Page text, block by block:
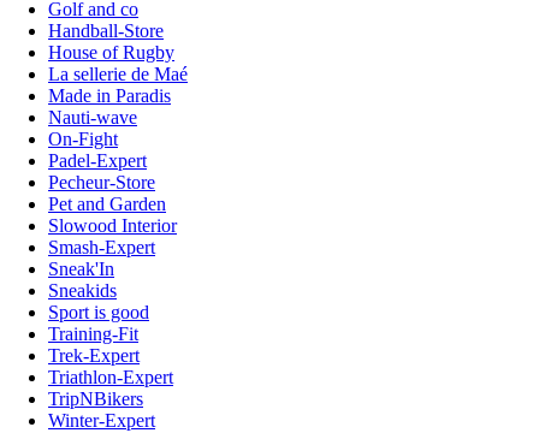
Golf and co
Handball-Store
House of Rugby
La sellerie de Maé
Made in Paradis
Nauti-wave
On-Fight
Padel-Expert
Pecheur-Store
Pet and Garden
Slowood Interior
Smash-Expert
Sneak'In
Sneakids
Sport is good
Training-Fit
Trek-Expert
Triathlon-Expert
TripNBikers
Winter-Expert